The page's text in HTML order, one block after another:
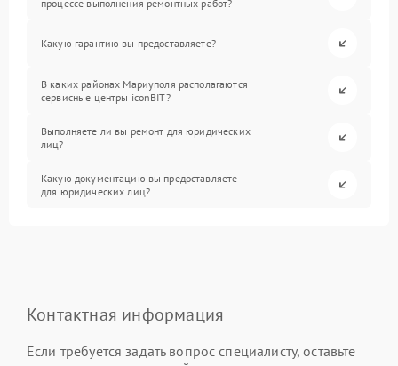
процессе выполнения ремонтных работ?
Какую гарантию вы предоставляете?
В каких районах Мариуполя располагаются
сервисные центры iconBIT?
Выполняете ли вы ремонт для юридических
лиц?
Какую документацию вы предоставляете
для юридических лиц?
Контактная информация
Если требуется задать вопрос специалисту, оставьте